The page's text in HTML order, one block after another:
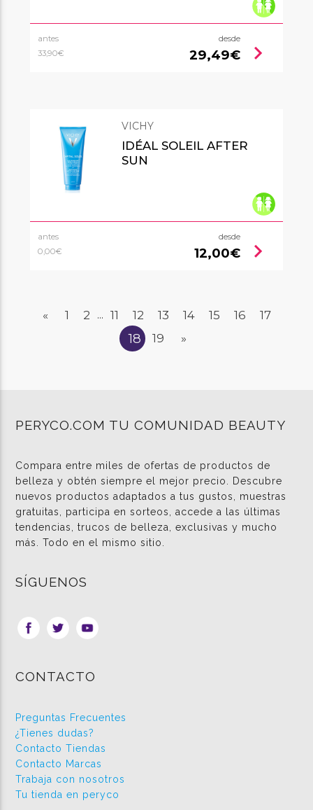
antes
33,90€
desde
29,49€ chevron_right
VICHY
IDÉAL SOLEIL AFTER
SUN
antes
0,00€
desde
12,00€ chevron_right
« 1 2 ... 11 12 13 14 15 16 17
18 19 »
PERYCO.COM TU COMUNIDAD BEAUTY
Compara entre miles de ofertas de productos de
belleza y obtén siempre el mejor precio. Descubre
nuevos productos adaptados a tus gustos, muestras
gratuitas, participa en sorteos, accede a las últimas
tendencias, trucos de belleza, exclusivas y mucho
más. Todo en el mismo sitio.
SÍGUENOS
CONTACTO
Preguntas Frecuentes
¿Tienes dudas?
Contacto Tiendas
Contacto Marcas
Trabaja con nosotros
Tu tienda en peryco